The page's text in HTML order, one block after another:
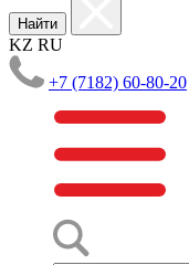
Найти
KZ RU
+7 (7182) 60-80-20